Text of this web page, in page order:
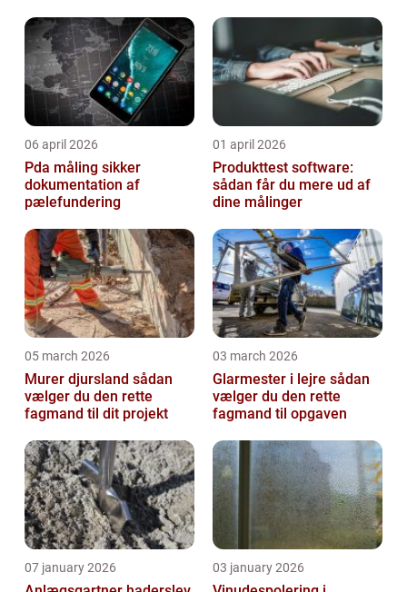
06 april 2026
Pda måling sikker
dokumentation af
pælefundering
01 april 2026
Produkttest software:
sådan får du mere ud af
dine målinger
05 march 2026
Murer djursland sådan
vælger du den rette
fagmand til dit projekt
03 march 2026
Glarmester i lejre sådan
vælger du den rette
fagmand til opgaven
07 january 2026 03 january 2026